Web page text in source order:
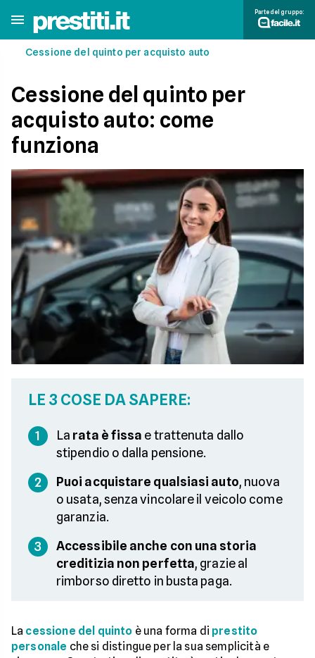
Parte del gruppo:
Cessione del quinto per acquisto auto
Cessione del quinto per
acquisto auto: come
funziona
LE 3 COSE DA SAPERE:
1 La rata è fissa e trattenuta dallo
stipendio o dalla pensione.
2 Puoi acquistare qualsiasi auto, nuova
o usata, senza vincolare il veicolo come
garanzia.
3
Accessibile anche con una storia
creditizia non perfetta, grazie al
rimborso diretto in busta paga.
La cessione del quinto è una forma di prestito
personale che si distingue per la sua semplicità e